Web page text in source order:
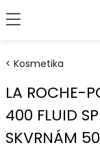
Kosmetika
LA ROCHE-
400 FLUID
SKVRNÁM